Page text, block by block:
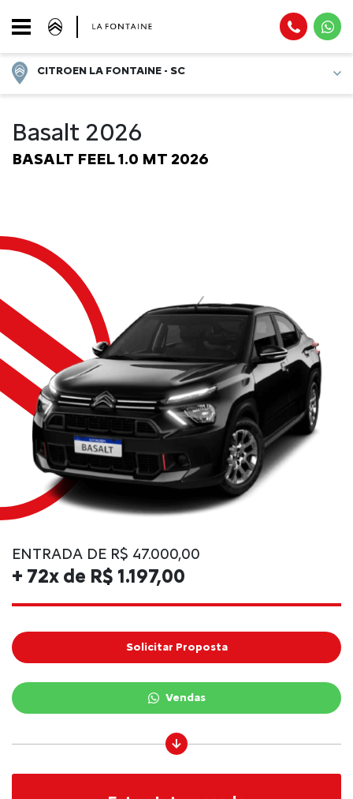
CITROEN LA FONTAINE - SC
Basalt 2026
BASALT FEEL 1.0 MT 2026
ENTRADA DE R$ 47.000,00
+ 72x de R$ 1.197,00
Solicitar Proposta
Vendas